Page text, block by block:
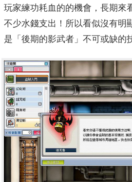
玩家練功耗血的的機會，長期來
不少水錢支出！所以看似沒有明
是「後期的影武者」不可或缺的